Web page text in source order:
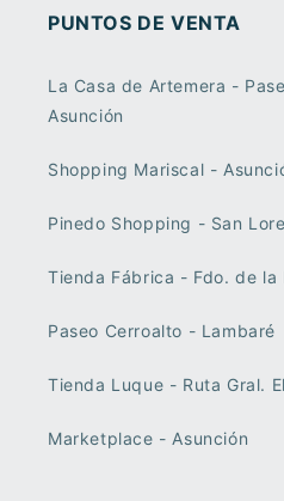
PUNTOS DE VENTA
La Casa de Artemera -
Asunción
Shopping Mariscal -
Pinedo Shopping - San
Tienda Fábrica - Fdo. de la
Paseo Cerroalto - Lambaré
Tienda Luque - Ruta Gral.
Marketplace - Asunción